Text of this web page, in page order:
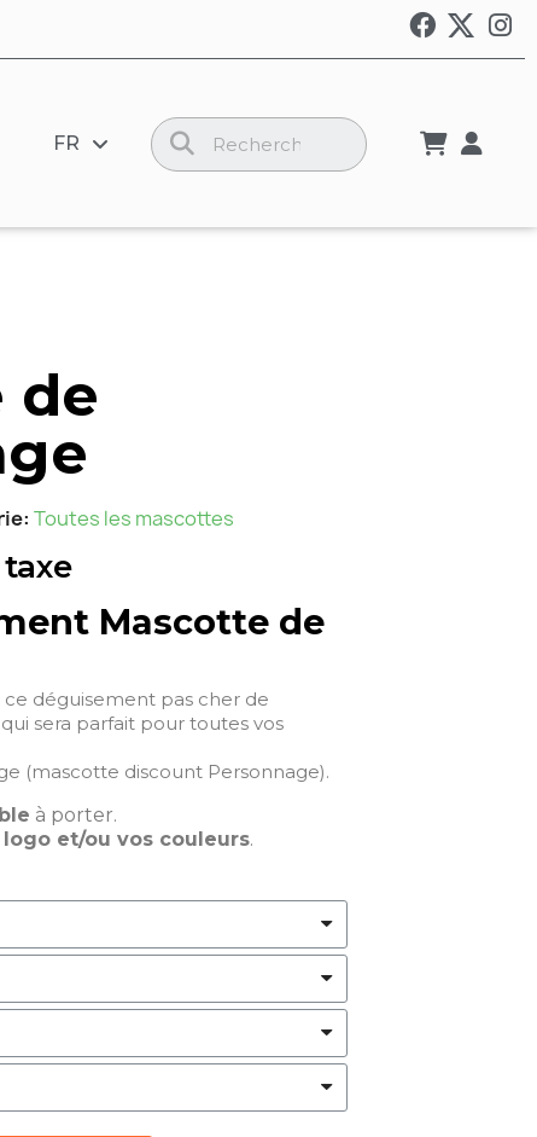
FR
de
Toutes les mascottes
Mascotte de
déguisement pas cher de
sera parfait pour toutes vos
(mascotte discount Personnage).
à porter.
logo et/ou vos couleurs.